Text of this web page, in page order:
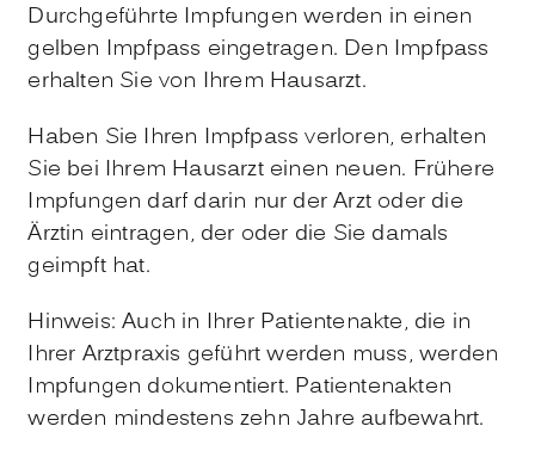
Durchgeführte Impfungen werden in einen
gelben Impfpass eingetragen. Den Impfpass
erhalten Sie von Ihrem Hausarzt.
Haben Sie Ihren Impfpass verloren, erhalten
Sie bei Ihrem Hausarzt einen neuen. Frühere
Impfungen darf darin nur der Arzt oder die
Ärztin eintragen, der oder die Sie damals
geimpft hat.
Hinweis: Auch in Ihrer Patientenakte, die in
Ihrer Arztpraxis geführt werden muss, werden
Impfungen dokumentiert. Patientenakten
werden mindestens zehn Jahre aufbewahrt.